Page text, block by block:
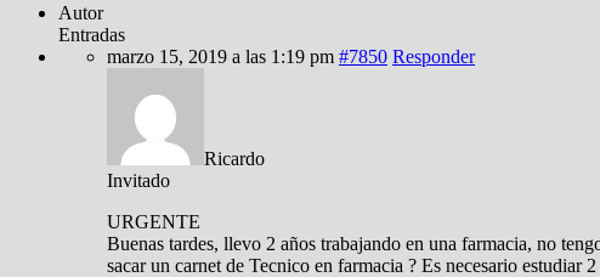
Autor
Entradas
marzo 15, 2019 a las 1:19 pm #7850 Responder
Ricardo
Invitado
URGENTE
Buenas tardes, llevo 2 años trabajando en una farmacia, no
sacar un carnet de Tecnico en farmacia ? Es necesario estudiar